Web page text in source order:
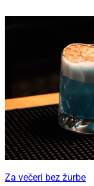
Za večeri bez žurbe